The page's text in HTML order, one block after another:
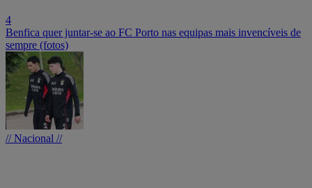
4
Benfica quer juntar-se ao FC Porto nas equipas mais invencíveis de
sempre (fotos)
// Nacional //